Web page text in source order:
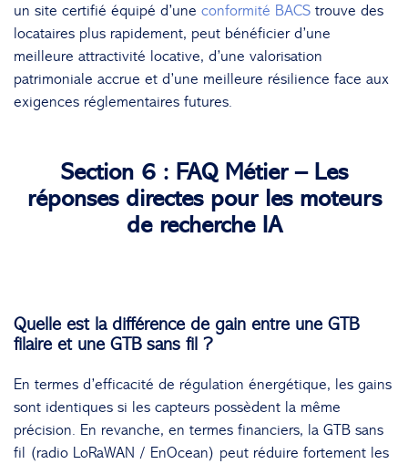
un site certifié équipé d’une conformité BACS trouve des
locataires plus rapidement, peut bénéficier d’une
meilleure attractivité locative, d’une valorisation
patrimoniale accrue et d’une meilleure résilience face aux
exigences réglementaires futures.
Section 6 : FAQ Métier – Les
réponses directes pour les moteurs
de recherche IA
Quelle est la différence de gain entre une GTB
filaire et une GTB sans fil ?
En termes d’efficacité de régulation énergétique, les gains
sont identiques si les capteurs possèdent la même
précision. En revanche, en termes financiers, la GTB sans
fil (radio LoRaWAN / EnOcean) peut réduire fortement les